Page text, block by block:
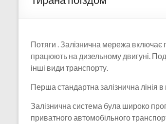
Потяги . Залізнична мережа включає
працюють на дизельному двигуні.
інші види транспорту.
Перша стандартна залізнична лінія
Залізнична система була широко
приватного автомобільного